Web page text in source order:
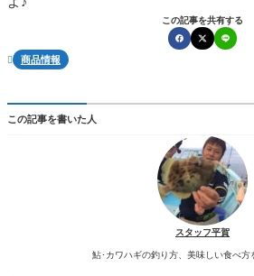
この記事を共有する
 商品情報
この記事を書いた人
スタッフ平賀
鮎･カワハギの釣り方、美味しい食べ方